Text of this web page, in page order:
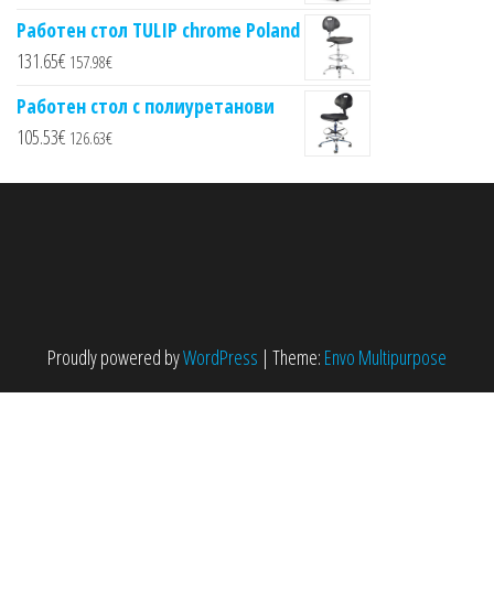
Работен стол TULIP chrome Poland
131.65€ 157.98€
Работен стол с полиуретанови
105.53€ 126.63€
Proudly powered byWordPress | Theme: Envo Multipurpose